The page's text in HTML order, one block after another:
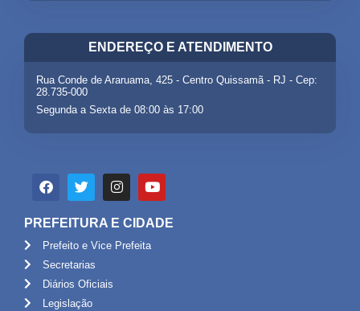
ENDEREÇO E ATENDIMENTO
Rua Conde de Araruama, 425 - Centro Quissamã - RJ - Cep:
28.735-000
Segunda a Sexta de 08:00 às 17:00
PREFEITURA E CIDADE
Prefeito e Vice Prefeita
Secretarias
Diários Oficiais
Legislação